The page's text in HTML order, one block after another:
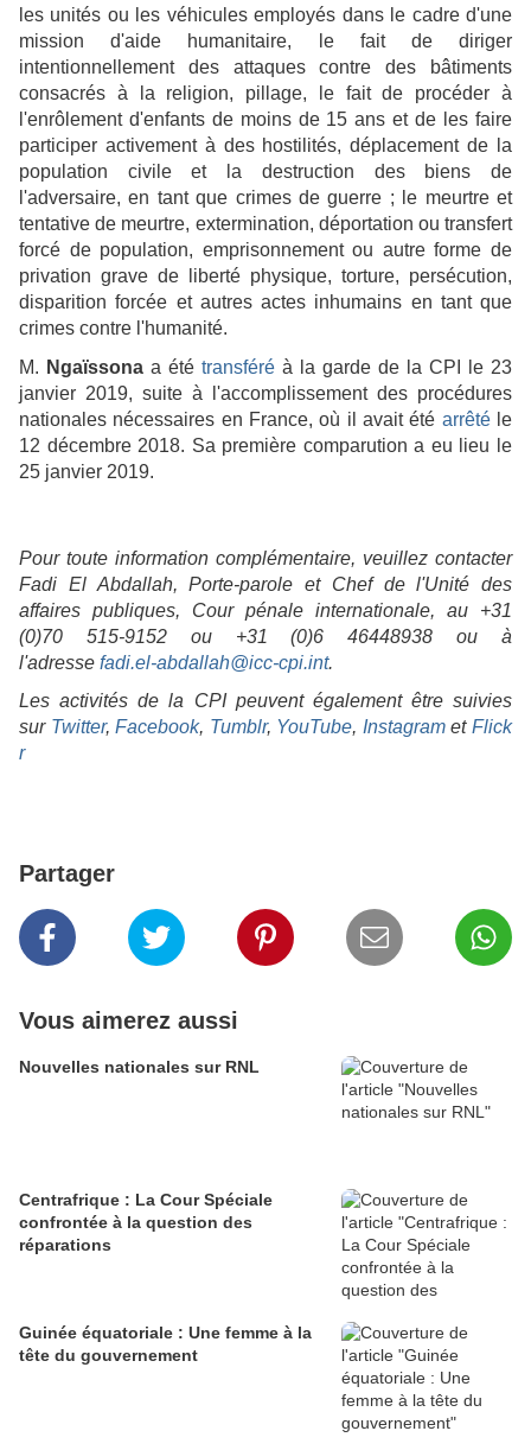
les unités ou les véhicules employés dans le cadre d'une
mission d'aide humanitaire, le fait de diriger
intentionnellement des attaques contre des bâtiments
consacrés à la religion, pillage, le fait de procéder à
l'enrôlement d'enfants de moins de 15 ans et de les faire
participer activement à des hostilités, déplacement de la
population civile et la destruction des biens de
l'adversaire, en tant que crimes de guerre ; le meurtre et
tentative de meurtre, extermination, déportation ou transfert
forcé de population, emprisonnement ou autre forme de
privation grave de liberté physique, torture, persécution,
disparition forcée et autres actes inhumains en tant que
crimes contre l'humanité.
M. Ngaïssona a été transféré à la garde de la CPI le 23
janvier 2019, suite à l'accomplissement des procédures
nationales nécessaires en France, où il avait été arrêtéle
12 décembre 2018. Sa première comparution a eu lieu le
25 janvier 2019.
Pour toute information complémentaire, veuillez contacter
Fadi El Abdallah, Porte-parole et Chef de l'Unité des
affaires publiques, Cour pénale internationale, au +31
(0)70 515-9152 ou +31 (0)6 46448938 ou à
l'adresse fadi.el-abdallah@icc-cpi.int.
Les activités de la CPI peuvent également être suivies
sur Twitter,Facebook, Tumblr, YouTube, InstagrametFlick
r
Partager
Vous aimerez aussi
Nouvelles nationales sur RNL
Centrafrique : La Cour Spéciale
confrontée à la question des
réparations
Guinée équatoriale : Une femme à la
tête du gouvernement